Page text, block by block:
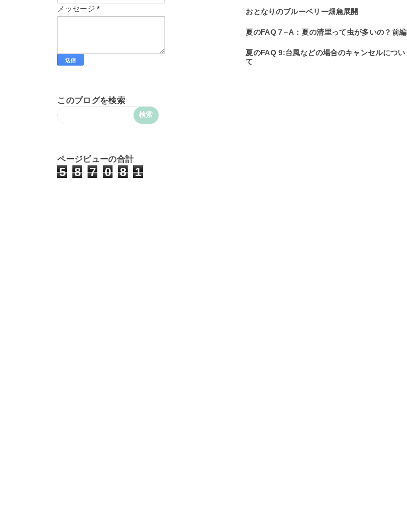
メッセージ*
このブログを検索
ページビューの合計
5 8 7 0 8 1
おとなりのブルーベリー畑急展開
夏のFAQ７−A：夏の清里って虫が多いの？前編
夏のFAQ 9:台風などの場合のキャンセルについ
て